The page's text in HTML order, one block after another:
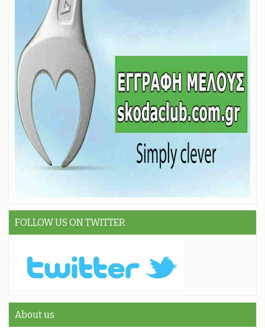
FOLLOW US ON TWITTER
About us